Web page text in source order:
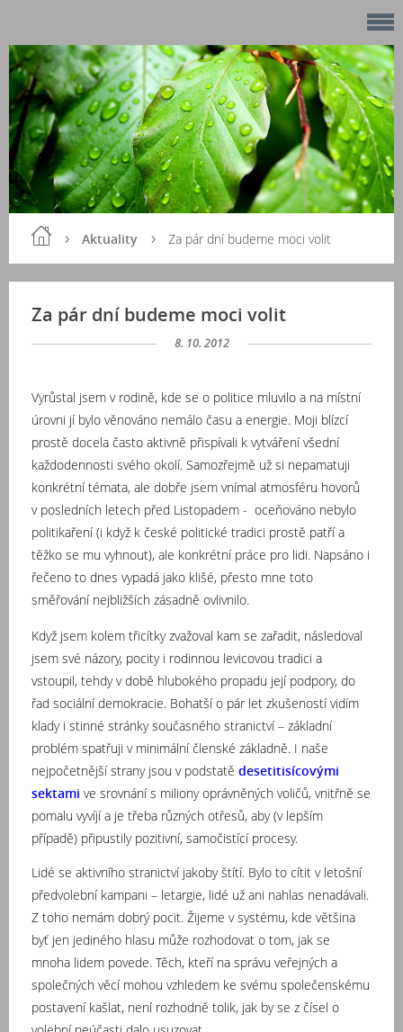
Aktuality Za pár dní budeme moci volit
Za pár dní budeme moci volit
8. 10. 2012
Vyrůstal jsem v rodině, kde se o politice mluvilo a na místní
úrovni jí bylo věnováno nemálo času a energie. Moji blízcí
prostě docela často aktivně přispívali k vytváření všední
každodennosti svého okolí. Samozřejmě už si nepamatuji
konkrétní témata, ale dobře jsem vnímal atmosféru hovorů
v posledních letech před Listopadem - oceňováno nebylo
politikaření (i když k české politické tradici prostě patří a
těžko se mu vyhnout), ale konkrétní práce pro lidi. Napsáno i
řečeno to dnes vypadá jako klišé, přesto mne toto
směřování nejbližších zásadně ovlivnilo.
Když jsem kolem třicítky zvažoval kam se zařadit, následoval
jsem své názory, pocity i rodinnou levicovou tradici a
vstoupil, tehdy v době hlubokého propadu její podpory, do
řad sociální demokracie. Bohatší o pár let zkušeností vidím
klady i stinné stránky současného stranictví – základní
problém spatřuji v minimální členské základně. I naše
nejpočetnější strany jsou v podstatě desetitisícovými
sektami ve srovnání s miliony oprávněných voličů, vnitřně se
pomalu vyvíjí a je třeba různých otřesů, aby (v lepším
případě) připustily pozitivní, samočistící procesy.
Lidé se aktivního stranictví jakoby štítí. Bylo to cítit v letošní
předvolební kampani – letargie, lidé už ani nahlas nenadávali.
Z toho nemám dobrý pocit. Žijeme v systému, kde většina
byť jen jediného hlasu může rozhodovat o tom, jak se
mnoha lidem povede. Těch, kteří na správu veřejných a
společných věcí mohou vzhledem ke svému společenskému
postavení kašlat, není rozhodně tolik, jak by se z čísel o